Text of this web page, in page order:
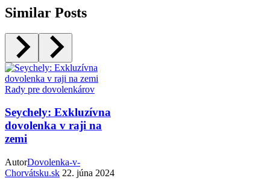
Similar Posts
Rady pre dovolenkárov
Seychely: Exkluzívna
dovolenka v raji na
zemi
AutorDovolenka-v-
Chorvátsku.sk 22. júna 2024